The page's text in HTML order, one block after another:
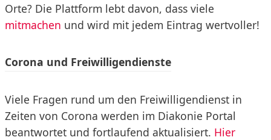
Orte? Die Plattform lebt davon, dass viele
mitmachen und wird mit jedem Eintrag wertvoller!
Corona und Freiwilligendienste
Viele Fragen rund um den Freiwilligendienst in
Zeiten von Corona werden im Diakonie Portal
beantwortet und fortlaufend aktualisiert. Hier